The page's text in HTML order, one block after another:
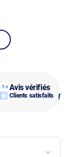
Avis vérifiés
Clients satisfaits